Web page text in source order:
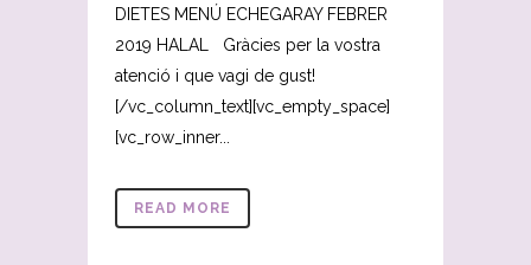
DIETES MENÚ ECHEGARAY FEBRER
2019 HALAL Gràcies per la vostra
atenció i que vagi de gust!
[/vc_column_text][vc_empty_space]
[vc_row_inner...
READ MORE